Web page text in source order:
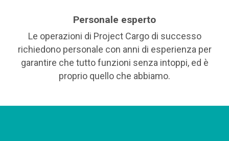
Personale esperto
Le operazioni di Project Cargo di successo
richiedono personale con anni di esperienza per
garantire che tutto funzioni senza intoppi, ed è
proprio quello che abbiamo.